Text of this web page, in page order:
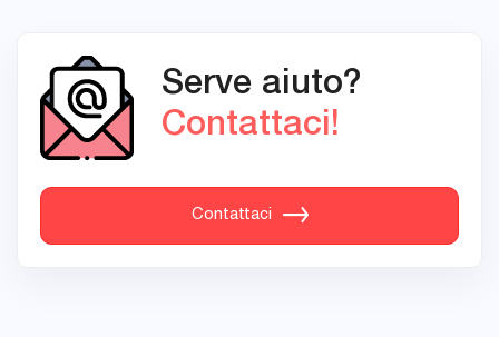
Serve aiuto?
Contattaci!
Contattaci